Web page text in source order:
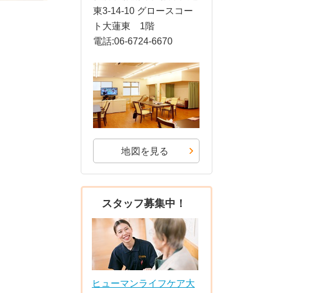
東3-14-10 グロースコー
ト大蓮東 1階
電話:06-6724-6670
地図を見る
スタッフ募集中！
ヒューマンライフケア大